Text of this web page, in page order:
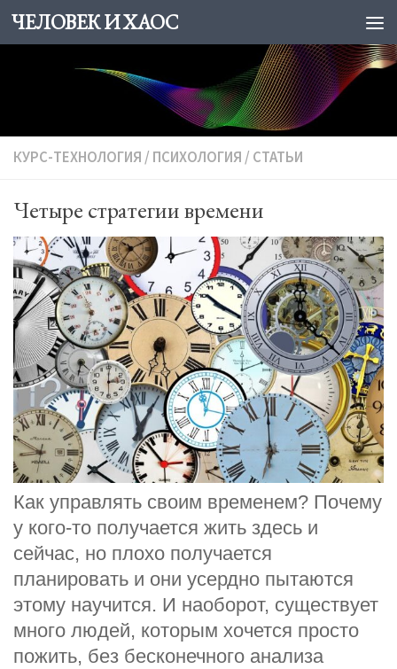
Skip to content
ЧЕЛОВЕК И ХАОС
КУРС-ТЕХНОЛОГИЯ / ПСИХОЛОГИЯ / СТАТЬИ
Четыре стратегии времени
Как управлять своим временем? Почему
у кого-то получается жить здесь и
сейчас, но плохо получается
планировать и они усердно пытаются
этому научится. И наоборот, существует
много людей, которым хочется просто
пожить, без бесконечного анализа